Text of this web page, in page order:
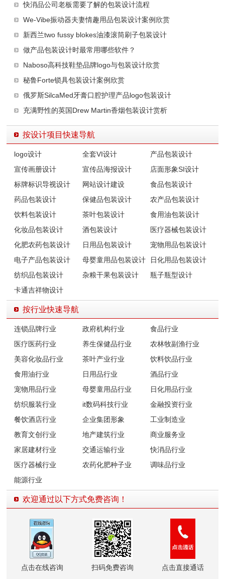
快消品公司老板需要了解的包装设计流程
We-Vibe振动器夫妻情趣用品包装设计案例欣赏
新西兰two fussy blokes油漆滚筒刷子包装设计
做产品包装设计时最常用哪些软件？
Naboso高科技鞋垫品牌logo与包装设计欣赏
秘鲁Forte锁具包装设计案例欣赏
俄罗斯SilcaMed牙膏口腔护理产品logo包装设计
充满野性的英国Drew Martin香烟包装设计赏析
按设计项目快速导航
logo设计 全套VI设计
产品包装设计
宣传画册设计
宣传品海报设计
店面形象SI设计
标牌标识导视设计
网站设计建设
食品包装设计
药品包装设计
保健品包装设计
农产品包装设计
饮料包装设计
茶叶包装设计
食用油包装设计
化妆品包装设计
酒包装设计
医疗器械包装设计
化肥农药包装设计
日用品包装设计
宠物用品包装设计
电子产品包装设计
母婴童用品包装设计
日化用品包装设计
纺织品包装设计
杂粮干果包装设计
瓶子瓶型设计
卡通吉祥物设计
按行业快速导航
连锁品牌行业 政府机构行业
食品行业
医疗医药行业
养生保健品行业
农林牧副渔行业
美容化妆品行业
茶叶产业行业
饮料饮品行业
食用油行业
日用品行业
酒品行业
宠物用品行业
母婴童用品行业
日化用品行业
纺织服装行业
it数码科技行业
金融投资行业
餐饮酒店行业
企业集团形象
工业制造业
教育文创行业
地产建筑行业
商业服务业
家居建材行业
交通运输行业
快消品行业
医疗器械行业
农药化肥种子业
调味品行业
能源行业
欢迎通过以下方式免费咨询！
点击在线咨询 扫码免费咨询 点击直接通话